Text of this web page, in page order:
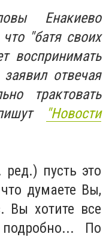
Енакиево
"батя своих
воспринимать
отвечая
трактовать
"Новости
пусть это
думаете Вы,
Вы хотите все
По